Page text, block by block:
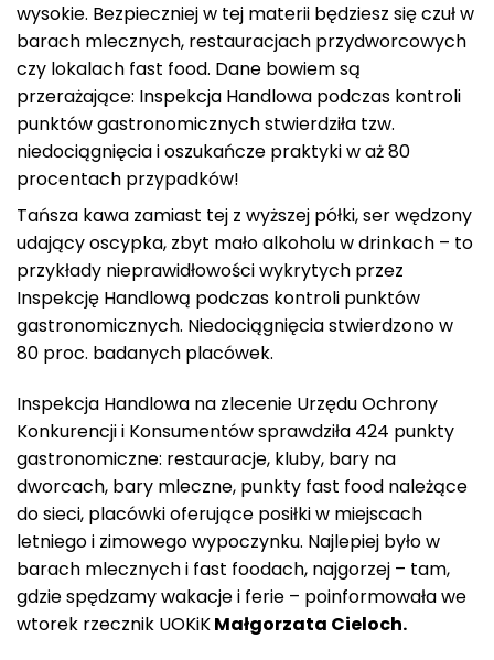
wysokie. Bezpieczniej w tej materii będziesz się czuł w
barach mlecznych, restauracjach przydworcowych
czy lokalach fast food. Dane bowiem są
przerażające: Inspekcja Handlowa podczas kontroli
punktów gastronomicznych stwierdziła tzw.
niedociągnięcia i oszukańcze praktyki w aż 80
procentach przypadków!
Tańsza kawa zamiast tej z wyższej półki, ser wędzony
udający oscypka, zbyt mało alkoholu w drinkach – to
przykłady nieprawidłowości wykrytych przez
Inspekcję Handlową podczas kontroli punktów
gastronomicznych. Niedociągnięcia stwierdzono w
80 proc. badanych placówek.
Inspekcja Handlowa na zlecenie Urzędu Ochrony
Konkurencji i Konsumentów sprawdziła 424 punkty
gastronomiczne: restauracje, kluby, bary na
dworcach, bary mleczne, punkty fast food należące
do sieci, placówki oferujące posiłki w miejscach
letniego i zimowego wypoczynku. Najlepiej było w
barach mlecznych i fast foodach, najgorzej – tam,
gdzie spędzamy wakacje i ferie – poinformowała we
wtorek rzecznik UOKiKMałgorzata Cieloch.